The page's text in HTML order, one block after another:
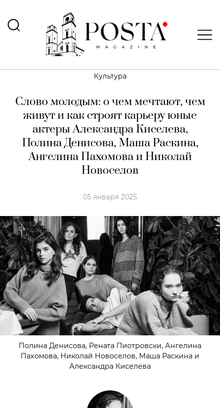
Культура
Слово молодым: о чем мечтают, чем
живут и как строят карьеру юные
актеры Александра Киселева,
Полина Денисова, Маша Раскина,
Ангелина Пахомова и Николай
Новоселов
05 января 2025
Полина Денисова, Рената Пиотровски, Ангелина
Пахомова, Николай Новоселов, Маша Раскина и
Александра Киселева